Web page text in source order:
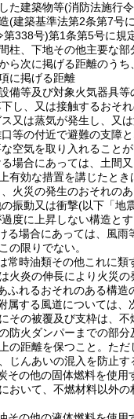
た建築物等(消防法施行令
(建築基準法第2条第7号
第338号)第1条第5号に規
柱、下地その他主要な
ら次に掲げる距離のう
に掲げる距離
備等及び対象火気器具
し、又は接触するおそ
又は蒸気が発生し、又
等の付近で避難の支障
空気を取り入れること
場合にあっては、土間
有効な措置を講じたとき
火災の発生のおそれの
振動又は衝撃(以下「地
度に上昇しない構造とす
る場合にあっては、風雨
の限りでない。
常時油類その他これに類
火炎の伸長により火災
ふれるおそれのある構造
属する風道については、
その被覆及び支枠は、
防火ダンパーまでの部
の距離を保つこと。 ただ
じんあいの混入を防止す
その他の固体燃料を使
おいて、不燃材料以外